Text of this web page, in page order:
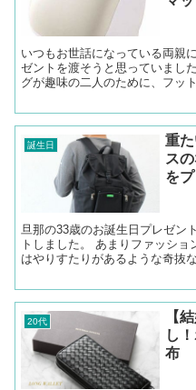
いつもお世話になっている両親
ゼントを渡そうと思っていまし
グが趣味の二人のために、フッ
と思い、数ある商品の中から
誕生日
重
ス
を
旦那の33歳のお誕生日プレゼン
トしました。 あまりファッショ
はやりすたりがあるような奇抜
過去お洋服などをプレゼントし
20代
【
し
布